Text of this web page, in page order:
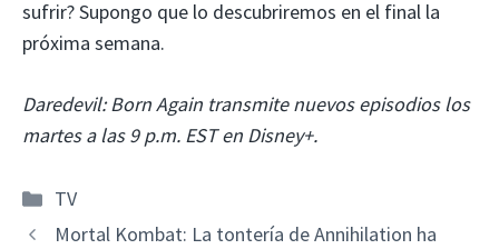
sufrir? Supongo que lo descubriremos en el final la
próxima semana.
Daredevil: Born Again transmite nuevos episodios los
martes a las 9 p.m. EST en Disney+.
Categorías
TV
Mortal Kombat: La tontería de Annihilation ha